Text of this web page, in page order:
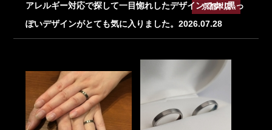
アレルギー対応で探して一目惚れしたデザインです!!黒っ
ぽいデザインがとても気に入りました。2026.07.28
京都本店